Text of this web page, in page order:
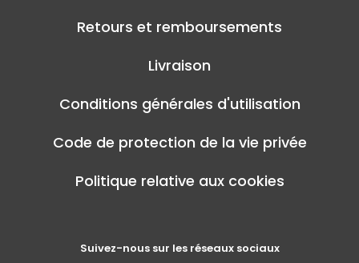
Retours et remboursements
Livraison
Conditions générales d'utilisation
Code de protection de la vie privée
Politique relative aux cookies
Suivez-nous sur les réseaux sociaux